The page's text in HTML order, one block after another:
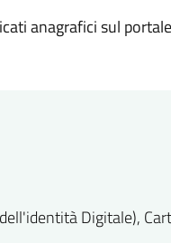
anagrafici sul
Digitale),